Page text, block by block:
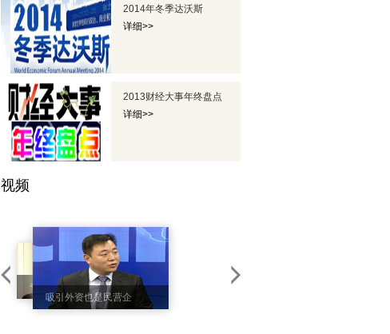
2014年冬季达沃斯
详细>>
2013财经大事年终盘点
详细>>
视频
专访英菲尼迪中国区
总经理戴雷
吸引外资也是民营企